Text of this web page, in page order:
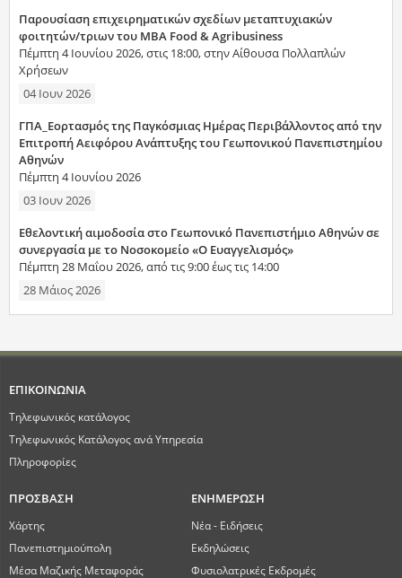
Παρουσίαση επιχειρηματικών σχεδίων μεταπτυχιακών
φοιτητών/τριων του MBA Food & Agribusiness
Πέμπτη 4 Ιουνίου 2026, στις 18:00, στην Αίθουσα Πολλαπλών
Χρήσεων
04 Ιουν 2026
ΓΠΑ_Εορτασμός της Παγκόσμιας Ημέρας Περιβάλλοντος από την
Επιτροπή Αειφόρου Ανάπτυξης του Γεωπονικού Πανεπιστημίου
Αθηνών
Πέμπτη 4 Ιουνίου 2026
03 Ιουν 2026
Εθελοντική αιμοδοσία στο Γεωπονικό Πανεπιστήμιο Αθηνών σε
συνεργασία με το Νοσοκομείο «Ο Ευαγγελισμός»
Πέμπτη 28 Μαΐου 2026, από τις 9:00 έως τις 14:00
28 Μάιος 2026
ΕΠΙΚΟΙΝΩΝΙΑ
Τηλεφωνικός κατάλογος
Τηλεφωνικός Κατάλογος ανά Υπηρεσία
Πληροφορίες
ΠΡΟΣΒΑΣΗ
Χάρτης
Πανεπιστημιούπολη
Μέσα Μαζικής Μεταφοράς
ΕΝΗΜΕΡΩΣΗ
Νέα - Ειδήσεις
Εκδηλώσεις
Φυσιολατρικές Εκδρομές